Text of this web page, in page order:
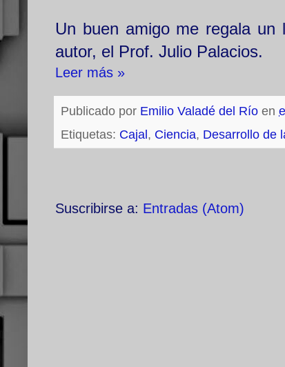
Un buen amigo me regala un
autor, el Prof. Julio Palacios.
Leer más »
Publicado por Emilio Valadé del Río en
Etiquetas: Cajal , Ciencia, Desarrollo de
Suscribirse a: Entradas (Atom)